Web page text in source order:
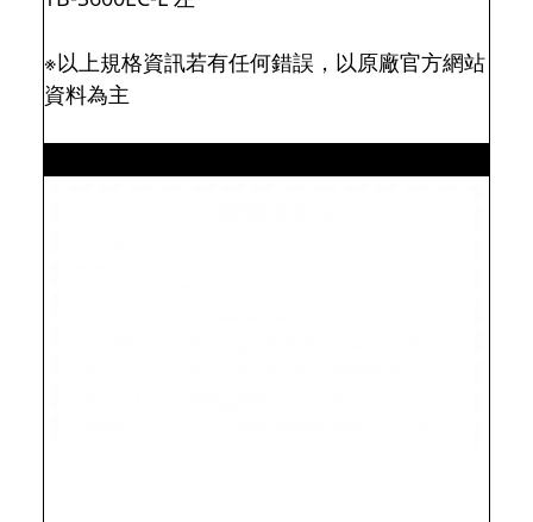
※以上規格資訊若有任何錯誤，以原廠官方網站
資料為主